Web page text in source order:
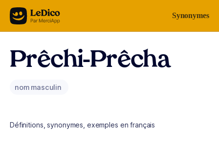
Aller au contenu Synonymes
Prêchi-Prêcha
nom masculin
Définitions, synonymes, exemples en français